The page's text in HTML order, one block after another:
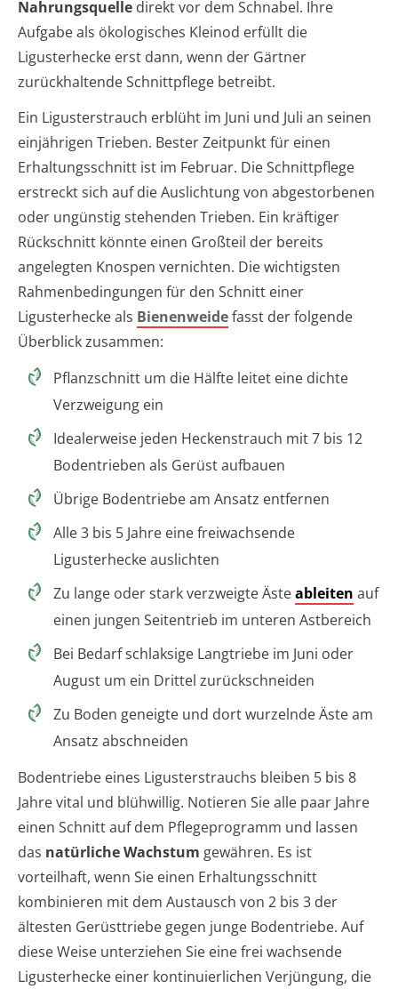
Nahrungsquelle direkt vor dem Schnabel. Ihre
Aufgabe als ökologisches Kleinod erfüllt die
Ligusterhecke erst dann, wenn der Gärtner
zurückhaltende Schnittpflege betreibt.
Ein Ligusterstrauch erblüht im Juni und Juli an seinen
einjährigen Trieben. Bester Zeitpunkt für einen
Erhaltungsschnitt ist im Februar. Die Schnittpflege
erstreckt sich auf die Auslichtung von abgestorbenen
oder ungünstig stehenden Trieben. Ein kräftiger
Rückschnitt könnte einen Großteil der bereits
angelegten Knospen vernichten. Die wichtigsten
Rahmenbedingungen für den Schnitt einer
Ligusterhecke als Bienenweidefasst der folgende
Überblick zusammen:
Pflanzschnitt um die Hälfte leitet eine dichte
Verzweigung ein
Idealerweise jeden Heckenstrauch mit 7 bis 12
Bodentrieben als Gerüst aufbauen
Übrige Bodentriebe am Ansatz entfernen
Alle 3 bis 5 Jahre eine freiwachsende
Ligusterhecke auslichten
Zu lange oder stark verzweigte Ästeableiten auf
einen jungen Seitentrieb im unteren Astbereich
Bei Bedarf schlaksige Langtriebe im Juni oder
August um ein Drittel zurückschneiden
Zu Boden geneigte und dort wurzelnde Äste am
Ansatz abschneiden
Bodentriebe eines Ligusterstrauchs bleiben 5 bis 8
Jahre vital und blühwillig. Notieren Sie alle paar Jahre
einen Schnitt auf dem Pflegeprogramm und lassen
das natürliche Wachstum gewähren. Es ist
vorteilhaft, wenn Sie einen Erhaltungsschnitt
kombinieren mit dem Austausch von 2 bis 3 der
ältesten Gerüsttriebe gegen junge Bodentriebe. Auf
diese Weise unterziehen Sie eine frei wachsende
Ligusterhecke einer kontinuierlichen Verjüngung, die